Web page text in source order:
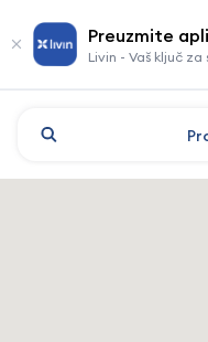
Preuzmite
Livin - Vaš ključ za
Vitebsk: